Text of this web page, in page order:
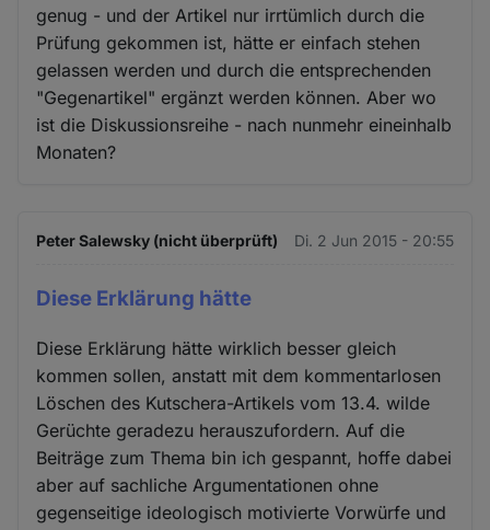
genug - und der Artikel nur irrtümlich durch die
Prüfung gekommen ist, hätte er einfach stehen
gelassen werden und durch die entsprechenden
"Gegenartikel" ergänzt werden können. Aber wo
ist die Diskussionsreihe - nach nunmehr eineinhalb
Monaten?
Peter Salewsky (nicht überprüft) Di. 2 Jun 2015 - 20:55
Diese Erklärung hätte
Diese Erklärung hätte wirklich besser gleich
kommen sollen, anstatt mit dem kommentarlosen
Löschen des Kutschera-Artikels vom 13.4. wilde
Gerüchte geradezu herauszufordern. Auf die
Beiträge zum Thema bin ich gespannt, hoffe dabei
aber auf sachliche Argumentationen ohne
gegenseitige ideologisch motivierte Vorwürfe und